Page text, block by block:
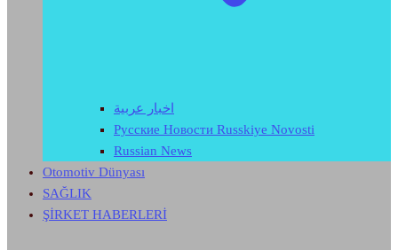
اخبار عربية
Русские Новости Russkiye Novosti
Russian News
Otomotiv Dünyası
SAĞLIK
ŞİRKET HABERLERİ